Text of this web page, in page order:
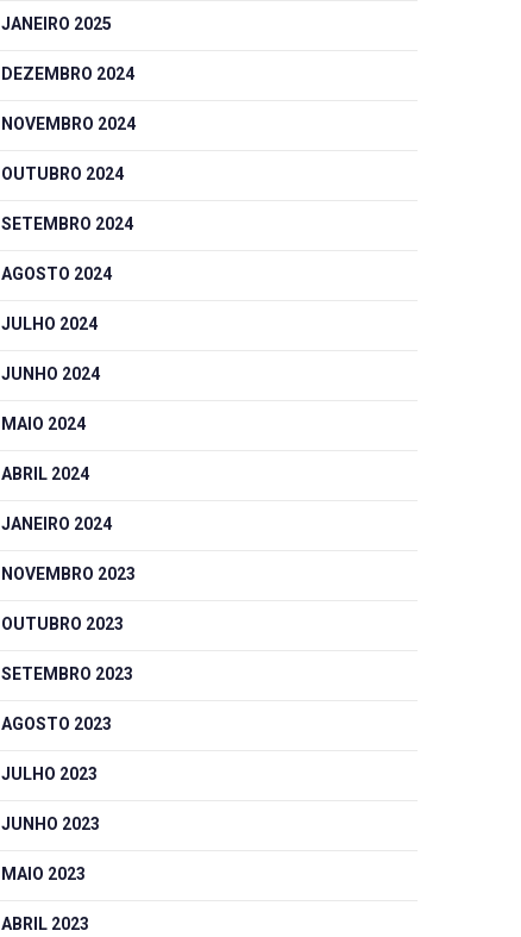
JANEIRO 2025
DEZEMBRO 2024
NOVEMBRO 2024
OUTUBRO 2024
SETEMBRO 2024
AGOSTO 2024
JULHO 2024
JUNHO 2024
MAIO 2024
ABRIL 2024
JANEIRO 2024
NOVEMBRO 2023
OUTUBRO 2023
SETEMBRO 2023
AGOSTO 2023
JULHO 2023
JUNHO 2023
MAIO 2023
ABRIL 2023